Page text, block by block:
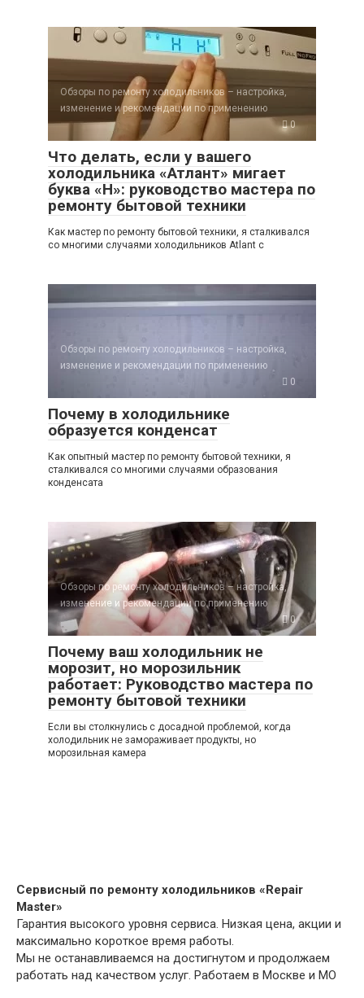
Обзоры по ремонту холодильников – настройка,
изменение и рекомендации по применению
0
Что делать, если у вашего
холодильника «Атлант» мигает
буква «Н»: руководство мастера по
ремонту бытовой техники
Как мастер по ремонту бытовой техники, я сталкивался
со многими случаями холодильников Atlant с
Обзоры по ремонту холодильников – настройка,
изменение и рекомендации по применению
0
Почему в холодильнике
образуется конденсат
Как опытный мастер по ремонту бытовой техники, я
сталкивался со многими случаями образования
конденсата
Обзоры по ремонту холодильников – настройка,
изменение и рекомендации по применению
0
Почему ваш холодильник не
морозит, но морозильник
работает: Руководство мастера по
ремонту бытовой техники
Если вы столкнулись с досадной проблемой, когда
холодильник не замораживает продукты, но
морозильная камера
Сервисный по ремонту холодильников «Repair
Master»
Гарантия высокого уровня сервиса. Низкая цена, акции и
максимально короткое время работы.
Мы не останавливаемся на достигнутом и продолжаем
работать над качеством услуг. Работаем в Москве и МО